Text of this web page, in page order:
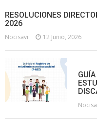
RESOLUCIONES
2026
Nocisavi 12 Junio, 2026